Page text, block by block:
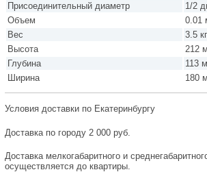
Присоединительный диаметр
1/2
Объем
0.01
Вес
3.5 кг
Высота
212
Глубина
113
Ширина
180
Условия доставки по Екатеринбургу
Доставка по городу 2 000 руб.
Доставка мелкогабаритного и
осуществляется до квартиры.